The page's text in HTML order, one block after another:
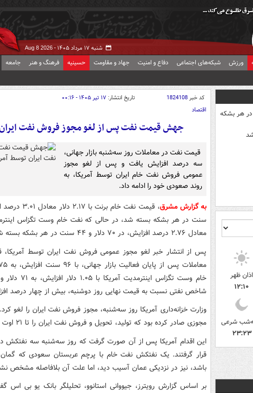
شنبه ۱۷ مرداد ۱۴۰۵ - Aug 8 2026
ورزش شبکه‌های اجتماعی دفاع و امنیت جهاد و مقاومت حسینیه فرهنگ و هنر جامعه
دلار و ۵۵ سنت در هر بشکه
اذان ظهر
۱۲:۱۰
شرعی
۲۳:۲۳
کد خبر1824108 تاریخ انتشار: ۱۷ تیر ۱۴۰۵ - ۰۰:۱۶
اقتصاد
جهش قیمت نفت پس از لغو مجوز فروش نفت ایران
قیمت نفت در معاملات روز سه‌شنبه بازار جهانی،
سه درصد افزایش یافت و پس از لغو مجوز
عمومی فروش نفت خام ایران توسط آمریکا، به
روند صعودی خود را ادامه داد.
به گزارش مشرق
معادل ۲.۷۶ درصد افزایش، در ۷۰ دلار و ۴۴ سنت در هر بشکه بسته شد.
پس از انتشار خبر لغو مجوز عمومی فروش نفت ایران توسط
شاخص نفتی نسبت به قیمت‌ نهایی روز دوشنبه، بیش از چهار درصد
وزارت خزانه‌داری آمریکا روز سه‌شنبه، مجوز فروش نفت ایران را لغو
مجوزی صادر کرده بود که تولید، تحویل و فروش نفت ایران را تا ۲۱ اوت مجاز می‌دانست.
این اقدام آمریکا پس از آن صورت گرفت که روز سه‌شنبه سه نفتکش
قرار گرفتند. یک نفتکش نفت خام با پرچم عربستان سعودی که گمان
باشد، نیز در نزدیکی عمان آسیب دید، اما علت آن بلافاصله مشخص
بر اساس گزارش رویترز، جیووانی استانوو، تحلیلگر بانک یو بی